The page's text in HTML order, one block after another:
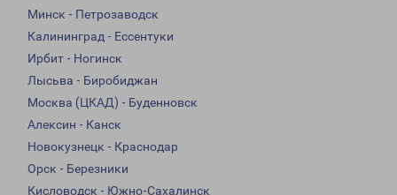
Минск - Петрозаводск
Калининград - Ессентуки
Ирбит - Ногинск
Лысьва - Биробиджан
Москва (ЦКАД) - Буденновск
Алексин - Канск
Новокузнецк - Краснодар
Орск - Березники
Кисловодск - Южно-Сахалинск